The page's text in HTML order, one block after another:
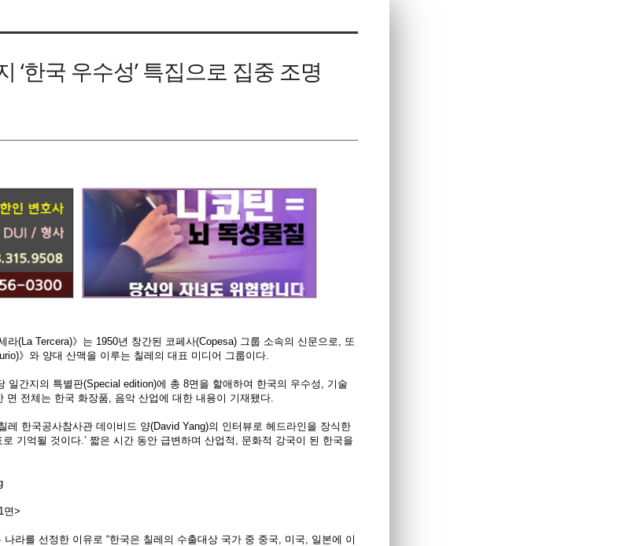
‘한국 우수성’ 특집으로 집중 조명
라(La Tercera)》는 1950년 창간된 코페사(Copesa) 그룹 소속의 신문으로, 또
》와 양대 산맥을 이루는 칠레의 대표 미디어 그룹이다.
일간지의 특별판(Special edition)에 총 8면을 할애하여 한국의 우수성, 기술
전체는 한국 화장품, 음악 산업에 대한 내용이 기재됐다.
레 한국공사참사관 데이비드 양(David Yang)의 인터뷰로 헤드라인을 장식한
기억될 것이다.’ 짧은 시간 동안 급변하며 산업적, 문화적 강국이 된 한국을
면>
라를 선정한 이유로 “한국은 칠레의 수출대상 국가 중 중국, 미국, 일본에 이